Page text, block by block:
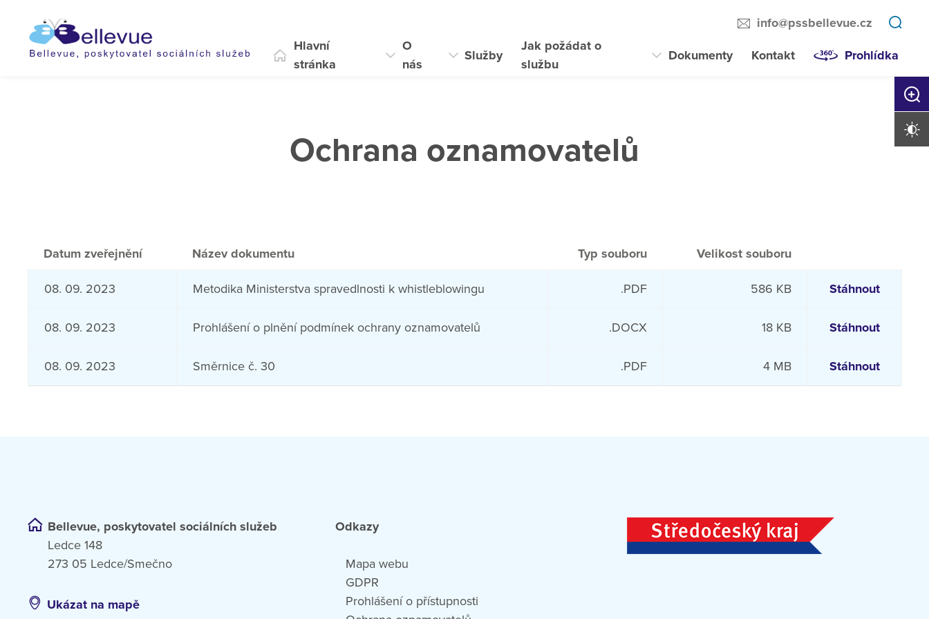
info@pssbellevue.cz
Hlavní
stránka
O
nás
Služby
Jak požádat o
službu
Dokumenty Kontakt Prohlídka
Ochrana oznamovatelů
Datum zveřejnění Název dokumentu Typ souboru Velikost souboru
08. 09. 2023 Metodika Ministerstva spravedlnosti k whistleblowingu .PDF 586 KB Stáhnout
08. 09. 2023 Prohlášení o plnění podmínek ochrany oznamovatelů .DOCX 18 KB Stáhnout
08. 09. 2023 Směrnice č. 30 .PDF 4 MB Stáhnout
Bellevue, poskytovatel sociálních služeb
Ledce 148
273 05 Ledce/Smečno
Ukázat na mapě
Odkazy
Mapa webu
GDPR
Prohlášení o přístupnosti